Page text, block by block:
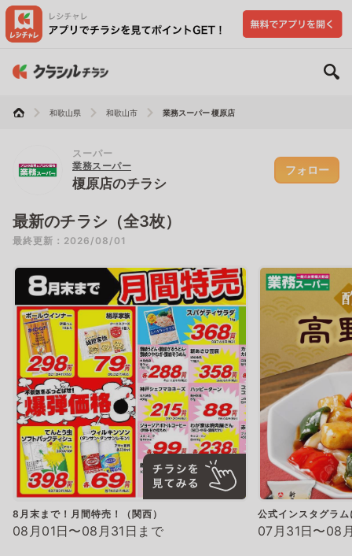
和歌山県 和歌山市 業務スーパー 榎原店
スーパー
業務スーパー
榎原店のチラシ
フォロー
最新のチラシ（全3枚）
最終更新：2026/08/01
8月末まで！月間特売！（関西）
08月01日〜08月31日まで
公式インスタグラ
07月31日〜08